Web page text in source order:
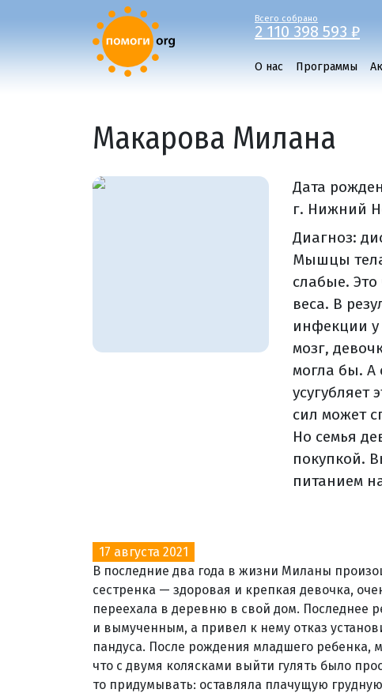
Всего собрано
2 110 398 593 ₽
О нас Программы
Макарова Милана
Дата
г. Нижний
Диагноз:
Мышцы
слабые.
веса. В
инфекции
мозг,
могла бы. А
усугубляет
сил может
Но семья
покупкой.
питанием
17 августа 2021
В последние два года в жизни Миланы
сестренка — здоровая и крепкая девочка,
переехала в деревню в свой дом. Последнее
и вымученным, а привел к нему отказ
пандуса. После рождения младшего ребенка,
что с двумя колясками выйти гулять было
то придумывать: оставляла плачущую